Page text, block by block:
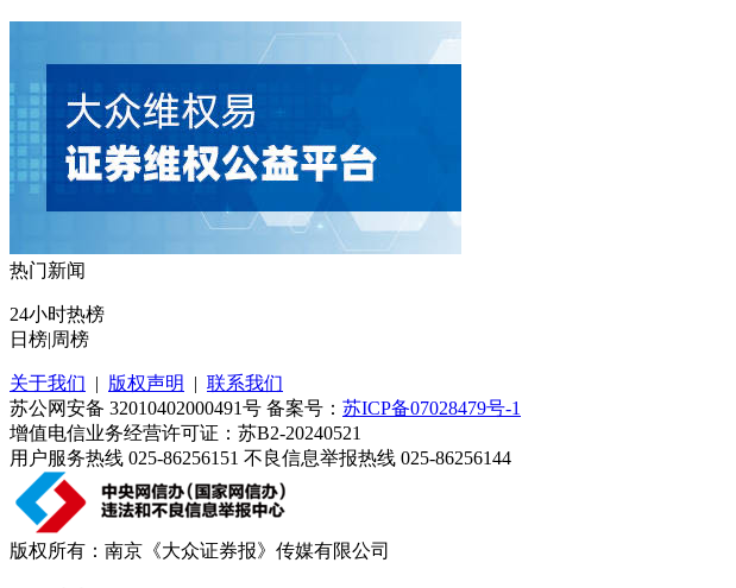
热门新闻
24小时热榜
日榜|周榜
关于我们 | 版权声明 | 联系我们
苏公网安备 32010402000491号 备案号： 苏ICP备07028479号-1
增值电信业务经营许可证：苏B2-20240521
用户服务热线 025-86256151 不良信息举报热线 025-86256144
版权所有：南京《大众证券报》传媒有限公司